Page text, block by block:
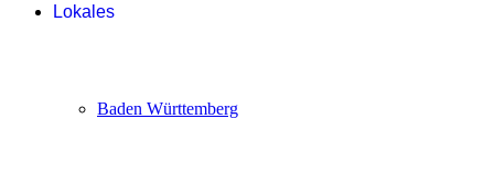
Lokales
Baden Württemberg